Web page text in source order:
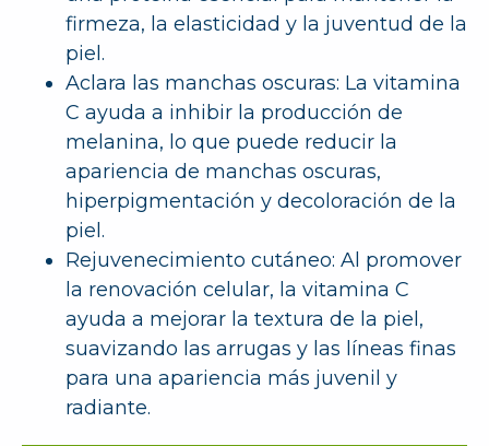
firmeza, la elasticidad y la juventud de la
piel.
Aclara las manchas oscuras: La vitamina
C ayuda a inhibir la producción de
melanina, lo que puede reducir la
apariencia de manchas oscuras,
hiperpigmentación y decoloración de la
piel.
Rejuvenecimiento cutáneo: Al promover
la renovación celular, la vitamina C
ayuda a mejorar la textura de la piel,
suavizando las arrugas y las líneas finas
para una apariencia más juvenil y
radiante.